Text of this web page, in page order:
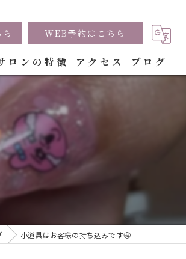
WEB予約はこちら
ロンの特徴
プルネイル
込みデザイン
爪ケア
アクセス ブログ
小道具はお客様の持ち込みです🤩